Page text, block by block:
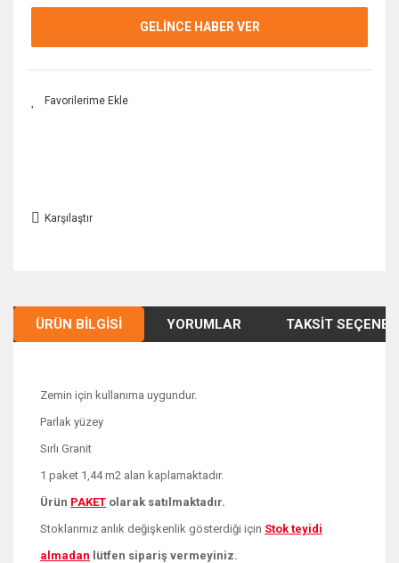
GELİNCE HABER VER
Karşılaştır
ÜRÜN BILGISI YORUMLAR TAKSIT
Zemin için kullanıma uygundur.
Parlak yüzey
Sırlı Granit
1 paket 1,44 m2 alan kaplamaktadır.
Ürün PAKET olarak satılmaktadır.
Stoklarımız anlık değişkenlik gösterdiği için Stok teyidi
almadan lütfen sipariş vermeyiniz.